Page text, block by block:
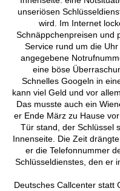
unseriösen
wird. Im Internet
Schnäppchenpreisen und
Service rund um die
angegebene
eine böse
Schnelles Googeln in
kann viel Geld und vor
Das musste auch ein
er Ende März zu Hause
Tür stand, der Schlüssel
Innenseite. Die Zeit
er die Telefonnummer
Schlüsseldienstes, den er
Deutsches Callcenter statt